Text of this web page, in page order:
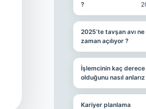
?
2025’te tavşan avı ne
zaman açılıyor ?
İşlemcinin kaç derece
olduğunu nasıl anlarız
Kariyer planlama